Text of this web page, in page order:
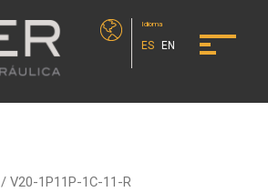
Idioma
ES EN
/ V20-1P11P-1C-11-R